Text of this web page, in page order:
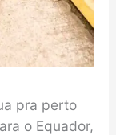
pra perto
o Equador,